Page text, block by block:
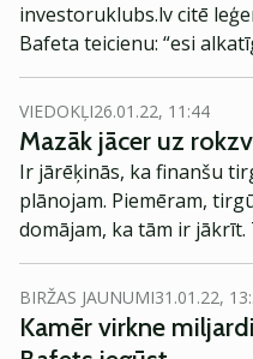
investoruklubs.lv citē
Bafeta teicienu: “esi
bailīgs tad, kad citi ir
cilvēki to ar prātu it kā
patiešām ir jārīkojas, tie
pierādījusi, ka tieši
iespējas. Vēl Jānis Vība
jāinvestē tādos biznesos
papildu informācija un
VIEDOKĻI26.01.22, 11:44
Mazāk jācer uz
Ir jārēķinās, ka finanšu
plānojam. Piemēram,
domājam, ka tām ir jākrīt.
divus var turpināt
ir vēl grūtāk. Jābūt tādai
savas spējas un
būs vieglāk
BIRŽAS JAUNUMI31.01.22,
Kamēr virkne